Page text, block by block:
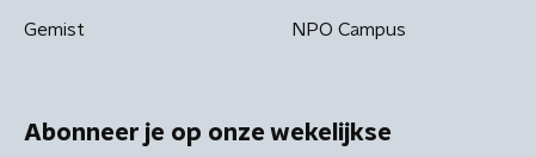
Gemist NPO Campus
Abonneer je op onze wekelijkse